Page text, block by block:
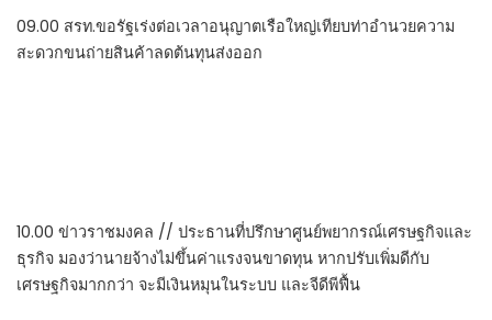
09.00 สรท.ขอรัฐเร่งต่อเวลาอนุญาตเรือใหญ่เทียบท่าอำนวยความ
สะดวกขนถ่ายสินค้าลดต้นทุนส่งออก
10.00 ข่าวราชมงคล // ประธานที่ปรึกษาศูนย์พยากรณ์เศรษฐกิจและ
ธุรกิจ มองว่านายจ้างไม่ขึ้นค่าแรงจนขาดทุน หากปรับเพิ่มดีกับ
เศรษฐกิจมากกว่า จะมีเงินหมุนในระบบ และจีดีพีฟื้น